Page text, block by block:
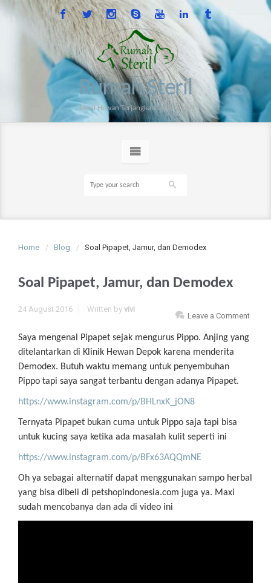
Rumah Steril
Steril Hewan Terjangkau sejak 2014
Home Blog Soal Pipapet, Jamur, dan Demodex
Soal Pipapet, Jamur, dan Demodex
24 August 2016
Leave a Comment
Written by vivi
Saya mengenal Pipapet sejak mengurus Pippo. Anjing yang
ditelantarkan di Klinik Hewan Depok karena menderita
Demodex. Butuh waktu memang untuk penyembuhan
Pippo tapi saya sangat terbantu dengan adanya Pipapet.
https://www.instagram.com/p/BHLnxK_jON8
Ternyata Pipapet bukan cuma untuk Pippo saja tapi bisa
untuk kucing saya ketika ada masalah kulit seperti ini
https://www.instagram.com/p/BFx63AQQmNE
Oh ya sebagai alternatif dapat menggunakan sampo herbal
yang bisa dibeli di petshopindonesia.com juga ya. Maxi
sudah mencobanya dan ada di video ini